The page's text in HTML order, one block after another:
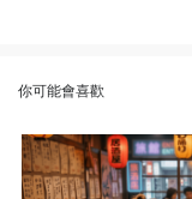
你可能會喜歡